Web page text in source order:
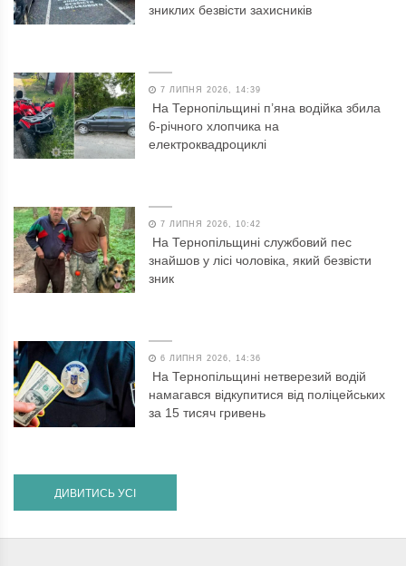
зниклих безвісти захисників
7 ЛИПНЯ 2026, 14:39
На Тернопільщині п’яна водійка збила
6-річного хлопчика на
електроквадроциклі
7 ЛИПНЯ 2026, 10:42
На Тернопільщині службовий пес
знайшов у лісі чоловіка, який безвісти
зник
6 ЛИПНЯ 2026, 14:36
На Тернопільщині нетверезий водій
намагався відкупитися від поліцейських
за 15 тисяч гривень
ДИВИТИСЬ УСІ